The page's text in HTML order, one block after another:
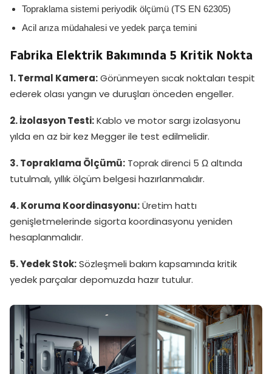
Topraklama sistemi periyodik ölçümü (TS EN 62305)
Acil arıza müdahalesi ve yedek parça temini
Fabrika Elektrik Bakımında 5 Kritik Nokta
1. Termal Kamera:Görünmeyen sıcak noktaları tespit
ederek olası yangın ve duruşları önceden engeller.
2. İzolasyon Testi:Kablo ve motor sargı izolasyonu
yılda en az bir kez Megger ile test edilmelidir.
3. Topraklama Ölçümü: Toprak direnci 5 Ω altında
tutulmalı, yıllık ölçüm belgesi hazırlanmalıdır.
4. Koruma Koordinasyonu:Üretim hattı
genişletmelerinde sigorta koordinasyonu yeniden
hesaplanmalıdır.
5. Yedek Stok:Sözleşmeli bakım kapsamında kritik
yedek parçalar depomuzda hazır tutulur.